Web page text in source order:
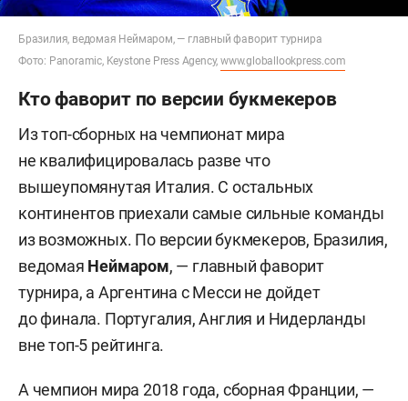
Бразилия, ведомая Неймаром, — главный фаворит турнира
Фото: Panoramic, Keystone Press Agency,www.globallookpress.com
Кто фаворит по версии букмекеров
Из топ-сборных на чемпионат мира
не квалифицировалась разве что
вышеупомянутая Италия. С остальных
континентов приехали самые сильные команды
из возможных. По версии букмекеров, Бразилия,
ведомая Неймаром, — главный фаворит
турнира, а Аргентина с Месси не дойдет
до финала. Португалия, Англия и Нидерланды
вне топ-5 рейтинга.
А чемпион мира 2018 года, сборная Франции, —